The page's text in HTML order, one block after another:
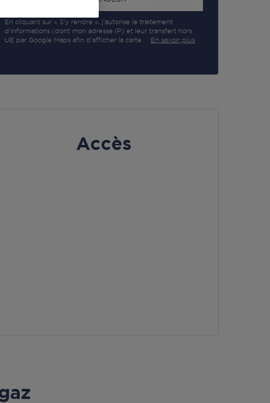
En cliquant sur « S’y rendre », j’autorise le traitement
d’informations (dont mon adresse IP) et leur transfert hors
UE par Google Maps afin d’afficher la carte.
En savoir plus
Accès